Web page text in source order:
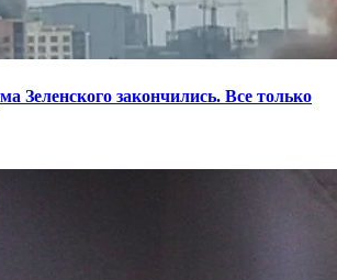
Зеленского закончились. Все только